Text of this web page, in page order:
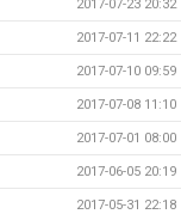
2017-07-23 20:32
2017-07-11 22:22
2017-07-10 09:59
2017-07-08 11:10
2017-07-01 08:00
2017-06-05 20:19
2017-05-31 22:18